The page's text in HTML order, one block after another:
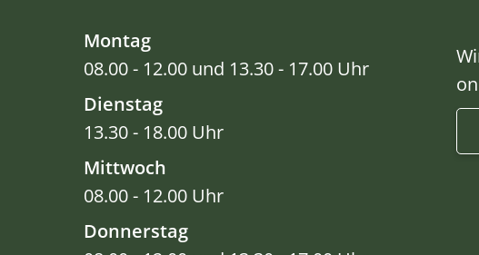
Montag
08.00 - 12.00 und 13.30 - 17.00 Uhr
Dienstag
13.30 - 18.00 Uhr
Mittwoch
08.00 - 12.00 Uhr
Donnerstag